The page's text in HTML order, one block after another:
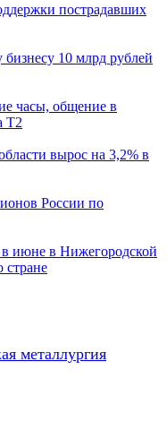
пострадавших
10 млрд рублей
часы, общение в
T2
вырос на 3,2% в
России по
в июне в Нижегородской
стране
металлургия